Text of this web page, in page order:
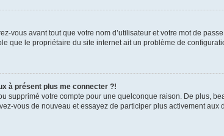
vous avant tout que votre nom d’utilisateur et votre mot de
que le propriétaire du site internet ait un problème de
à présent plus me connecter ?!
supprimé votre compte pour une quelconque raison. De plus,
vous de nouveau et essayez de participer plus activement aux